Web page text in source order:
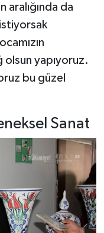
aralığında da
olsun yapıyoruz.
bu güzel
Sanat